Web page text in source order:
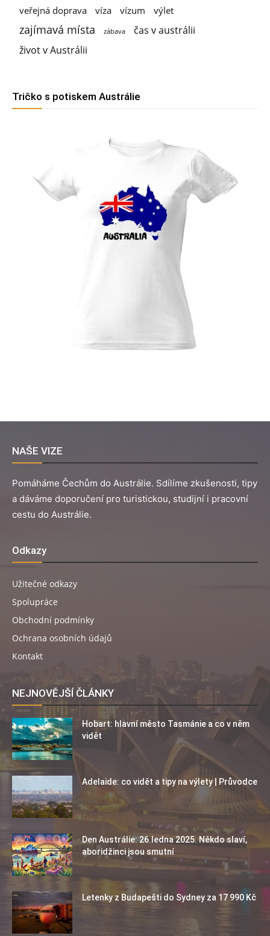
veřejná doprava víza vízum výlet
zajímavá místa zábava
čas v austrálii
život v Austrálii
Tričko s potiskem Austrálie
NAŠE VIZE
Pomáháme Čechům do Austrálie. Sdílíme zkušenosti, tipy
a dáváme doporučení pro turistickou, studijní i pracovní
cestu do Austrálie.
Odkazy
Užitečné odkazy
Spolupráce
Obchodní podmínky
Ochrana osobních údajů
Kontakt
NEJNOVĚJŠÍ ČLÁNKY
Hobart: hlavní město Tasmánie a co v něm
vidět
Adelaide: co vidět a tipy na výlety | Průvodce
Den Austrálie: 26.ledna 2025. Někdo slaví,
aboridžinci jsou smutní
Letenky z Budapešti do Sydney za 17 990 Kč